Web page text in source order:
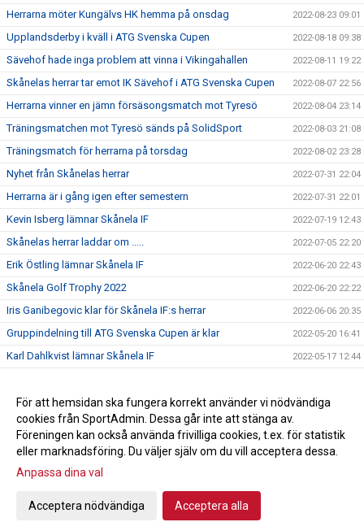
Herrarna möter Kungälvs HK hemma på onsdag 2022-08-23 09:01
Upplandsderby i kväll i ATG Svenska Cupen 2022-08-18 09:38
Sävehof hade inga problem att vinna i Vikingahallen 2022-08-11 19:22
Skånelas herrar tar emot IK Sävehof i ATG Svenska Cupen 2022-08-07 22:56
Herrarna vinner en jämn försäsongsmatch mot Tyresö 2022-08-04 23:14
Träningsmatchen mot Tyresö sänds på SolidSport 2022-08-03 21:08
Träningsmatch för herrarna på torsdag 2022-08-02 23:28
Nyhet från Skånelas herrar 2022-07-31 22:04
Herrarna är i gång igen efter semestern 2022-07-31 22:01
Kevin Isberg lämnar Skånela IF 2022-07-19 12:43
Skånelas herrar laddar om ..... 2022-07-05 22:20
Erik Östling lämnar Skånela IF 2022-06-20 22:43
Skånela Golf Trophy 2022 2022-06-20 22:22
Iris Ganibegovic klar för Skånela IF:s herrar 2022-06-06 20:35
Gruppindelning till ATG Svenska Cupen är klar 2022-05-20 16:41
Karl Dahlkvist lämnar Skånela IF 2022-05-17 12:44
Emilio Lahdo förlänger med Skånela IF 2022-05-11 15:00
Max Broman klar för Skånela IF 2022-05-11 14:57
Gå till Webbversion
För att hemsidan ska fungera korrekt använder vi nödvändiga
cookies från SportAdmin. Dessa går inte att stänga av.
Föreningen kan också använda frivilliga cookies, t.ex. för statistik
eller marknadsföring. Du väljer själv om du vill acceptera dessa.
Anpassa dina val
Acceptera nödvändiga Acceptera alla